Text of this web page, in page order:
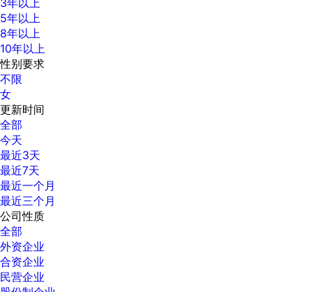
5年以上
8年以上
10年以上
性别要求
不限
女
更新时间
全部
今天
最近3天
最近7天
最近一个月
最近三个月
公司性质
全部
外资企业
合资企业
民营企业